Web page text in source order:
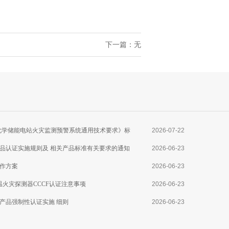
下一篇：无
学储能电站火灾监测预警系统通用技术要求》标 2026-07-22
认证实施规则及 相关产品标准有关要求的通知 2026-06-23
方案 2026-06-23
火灾探测器CCCF认证注意事项 2026-06-23
品强制性认证实施 细则 2026-06-23